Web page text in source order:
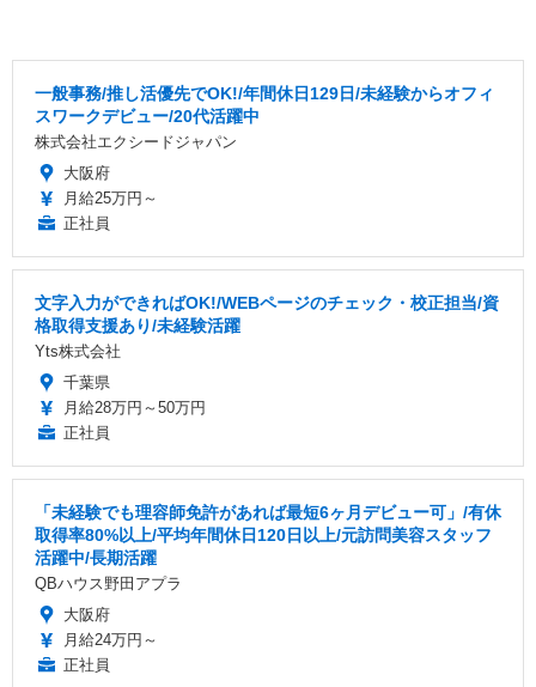
一般事務/推し活優先でOK!/年間休日129日/未経験からオフィ
スワークデビュー/20代活躍中
株式会社エクシードジャパン
大阪府
月給25万円～
正社員
文字入力ができればOK!/WEBページのチェック・校正担当/資
格取得支援あり/未経験活躍
Yts株式会社
千葉県
月給28万円～50万円
正社員
「未経験でも理容師免許があれば最短6ヶ月デビュー可」/有休
取得率80%以上/平均年間休日120日以上/元訪問美容スタッフ
活躍中/長期活躍
QBハウス野田アプラ
大阪府
月給24万円～
正社員